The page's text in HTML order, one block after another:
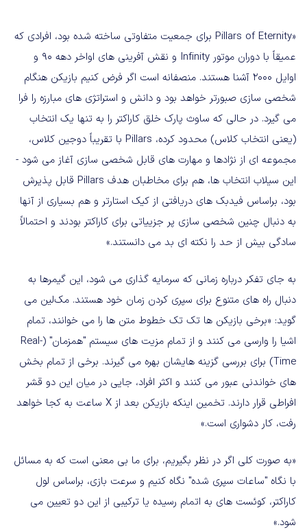
«Pillars of Eternity برای جمعیت متفاوتی ساخته شده بود، افرادی که
عمیقاً با دوران موتور Infinity و نقش آفرینی های اواخر دهه 90 و
اوایل 2000 آشنا هستند. منصفانه است اگر فرض کنیم بازیکن هنگام
شخصی سازی صبورتر خواهد بود و دانش و استراتژی های مبارزه را فرا
می گیرد. در حالی که ساوث پارک خلق کاراکتر را به تنها یک انتخاب
(یعنی انتخاب کلاس) محدود کرده، Pillars با تقریباً دوجین کلاس،
مجموعه ای از نژادها و مهارت های قابل شخصی سازی آغاز می شود -
این سیلاب انتخاب ها، هم برای مخاطبان هدف Pillars قابل پذیرش
بود، براساس فیدبک های دریافتی از کیک استارتر و هم بسیاری از آنها
به دنبال چنین شخصی سازی پر جزییاتی برای کاراکتر بودند و احتمالاً
سادگی بیش از حد را نکته ای بد می دانستند.»
به جای تفکر درباره زمانی که سرمایه گذاری می شود، این گیمرها به
دنبال راه های متنوع برای سپری کردن زمان خود هستند. مک‌لین می
گوید: «برخی بازیکن ها تک تک خطوط متن ها را می خوانند، تمام
اشیا را وارسی می کنند و از تمام مزیت های سیستم "همزمان" (Real-
Time) برای بررسی گزینه هایشان بهره می گیرند. برخی از تمام بخش
های خواندنی عبور می کنند و اکثر افراد، جایی در میان این دو قشر
افراطی قرار دارند. تخمین اینکه بازیکن بعد از X ساعت به کجا خواهد
رفت، کار دشواری است.»
«به صورت کلی اگر در نظر بگیریم، برای ما بی معنی است که به مسائل
با نگاه "ساعات سپری شده" نگاه کنیم و سرعت بازی، براساس لول
کاراکتر، کوئست های به اتمام رسیده یا ترکیبی از این دو تعیین می
شود.»